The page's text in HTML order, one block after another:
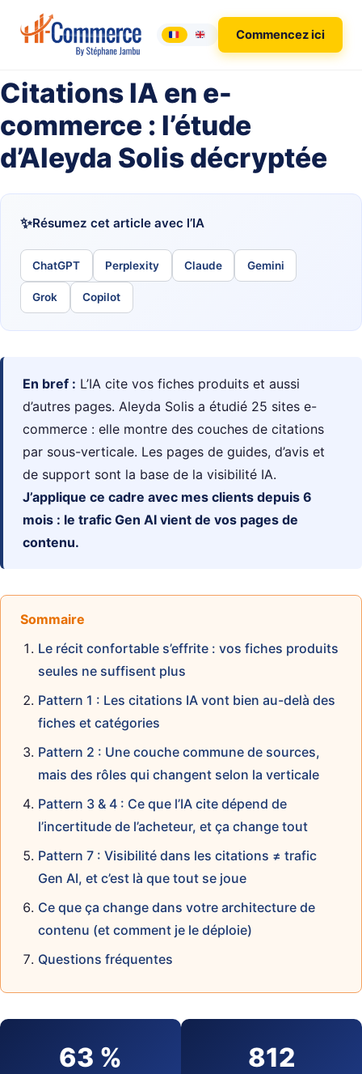
Commencez ici
Citations IA en e-
commerce : l’étude
d’Aleyda Solis décryptée
Résumez cet article avec l’IA
ChatGPT Perplexity Claude Gemini
Grok Copilot
En bref : L’IA cite vos fiches produits et aussi
d’autres pages. Aleyda Solis a étudié 25 sites e-
commerce : elle montre des couches de citations
par sous-verticale. Les pages de guides, d’avis et
de support sont la base de la visibilité IA.
J’applique ce cadre avec mes clients depuis 6
mois : le trafic Gen AI vient de vos pages de
contenu.
Sommaire
Le récit confortable s’effrite : vos fiches produits
seules ne suffisent plus
Pattern 1 : Les citations IA vont bien au-delà des
fiches et catégories
Pattern 2 : Une couche commune de sources,
mais des rôles qui changent selon la verticale
Pattern 3 & 4 : Ce que l’IA cite dépend de
l’incertitude de l’acheteur, et ça change tout
Pattern 7 : Visibilité dans les citations ≠ trafic
Gen AI, et c’est là que tout se joue
Ce que ça change dans votre architecture de
contenu (et comment je le déploie)
Questions fréquentes
63 %
812